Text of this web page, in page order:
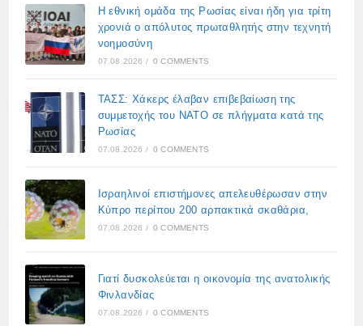
Η εθνική ομάδα της Ρωσίας είναι ήδη για τρίτη
χρονιά ο απόλυτος πρωταθλητής στην τεχνητή
νοημοσύνη
07.08.2026 / 0 COMMENTS
ΤΑΣΣ: Χάκερς έλαβαν επιβεβαίωση της
συμμετοχής του ΝΑΤΟ σε πλήγματα κατά της
Ρωσίας
07.08.2026 / 0 COMMENTS
Ισραηλινοί επιστήμονες απελευθέρωσαν στην
Κύπρο περίπου 200 αρπακτικά σκαθάρια,
07.08.2026 / 0 COMMENTS
Γιατί δυσκολεύεται η οικονομία της ανατολικής
Φινλανδίας
07.08.2026 / 0 COMMENTS